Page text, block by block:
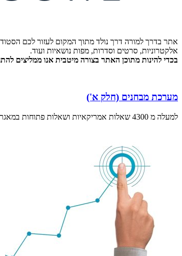
אתר בדרך למורה דרך נולד מתוך המקום לעזור לכם
אלקטרוניות, סרטים וסדרות, מפות נושאיות ועוד.
בכדי להינות מתוכן האתר בצורה מיטבית אנו ממליצים
מערכת מבחנים (חלק א')
למעלה מ 4300 שאלות אמריקאיות ושאלות פתוחות במאגר.